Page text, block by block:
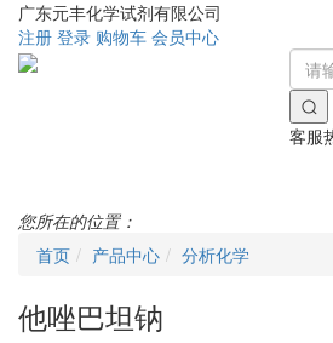
广东元丰化学试剂有限公司
注册 登录 购物车 会员中心
客服
您所在的位置：
首页
产品中心 分析化学
他唑巴坦钠